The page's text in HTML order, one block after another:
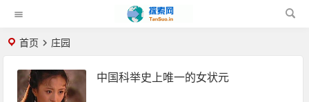
首页 庄园
中国科举史上唯一的女状元